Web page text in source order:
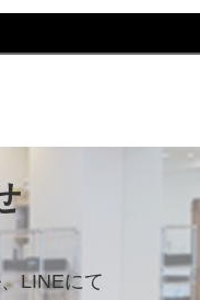
LINEにて